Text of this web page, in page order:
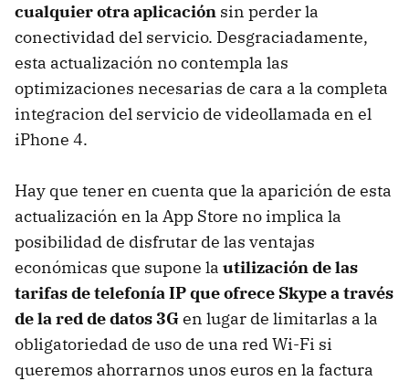
cualquier otra aplicación sin perder la
conectividad del servicio. Desgraciadamente,
esta actualización no contempla las
optimizaciones necesarias de cara a la completa
integracion del servicio de videollamada en el
iPhone 4.
Hay que tener en cuenta que la aparición de esta
actualización en la App Store no implica la
posibilidad de disfrutar de las ventajas
económicas que supone la utilización de las
tarifas de telefonía IP que ofrece Skype a través
de la red de datos 3Gen lugar de limitarlas a la
obligatoriedad de uso de una red Wi-Fi si
queremos ahorrarnos unos euros en la factura